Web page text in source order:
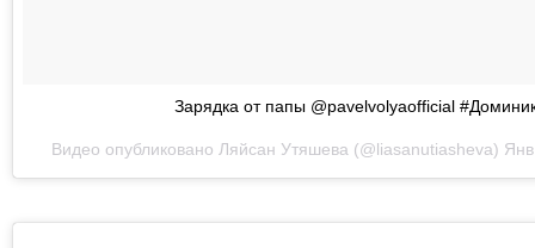
Зарядка от папы @pavelvolyaofficial
Видео опубликовано Ляйсан Утяшева (@liasanutiasheva)